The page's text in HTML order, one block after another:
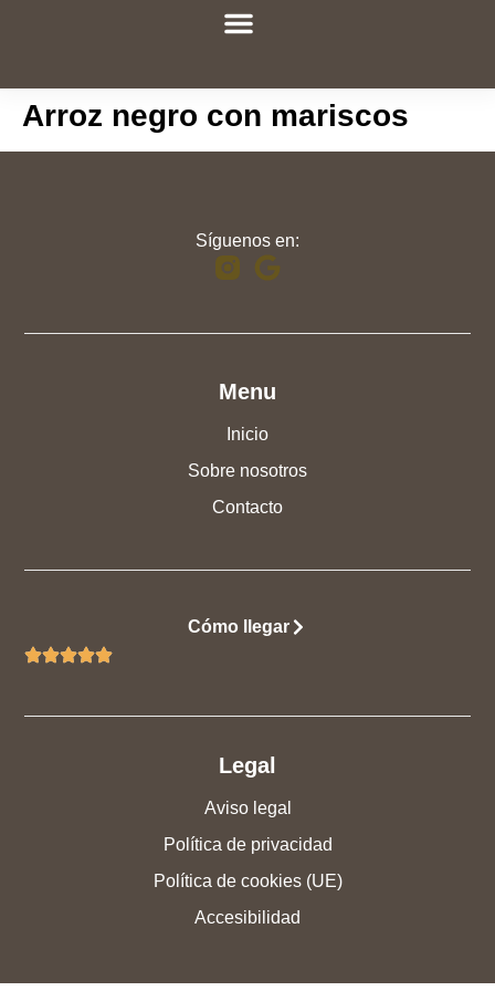
Arroz negro con mariscos
Síguenos en:
Menu
Inicio
Sobre nosotros
Contacto
Cómo llegar
Legal
Aviso legal
Política de privacidad
Política de cookies (UE)
Accesibilidad